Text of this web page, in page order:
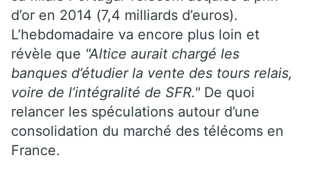
d’or en 2014 (7,4 milliards d’euros).
L’hebdomadaire va encore plus loin et
révèle que "Altice aurait chargé les
banques d’étudier la vente des tours relais,
voire de l’intégralité de SFR." De quoi
relancer les spéculations autour d’une
consolidation du marché des télécoms en
France.